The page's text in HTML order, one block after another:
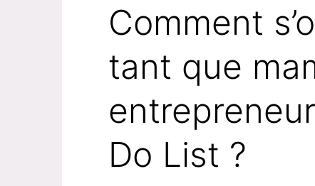
Comment
tant que
Do List ?